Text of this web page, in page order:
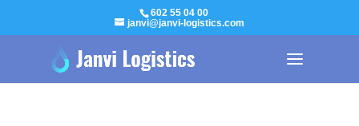
602 55 04 00
janvi@janvi-logistics.com